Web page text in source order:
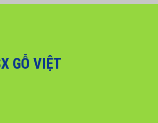
GỖ VIỆT